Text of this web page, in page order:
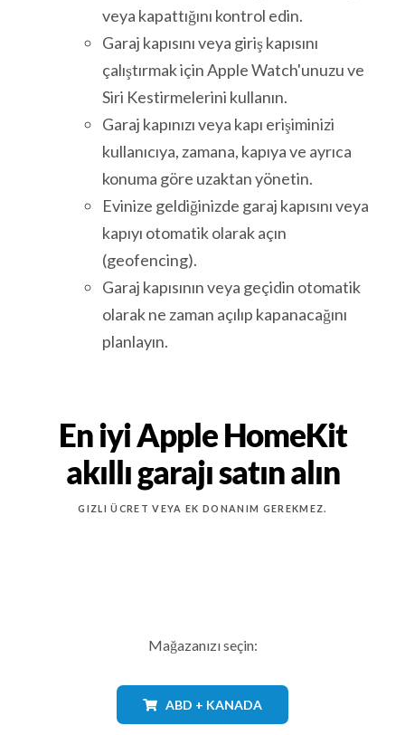
veya kapattığını kontrol edin.
Garaj kapısını veya giriş kapısını
çalıştırmak için Apple Watch'unuzu ve
Siri Kestirmelerini kullanın.
Garaj kapınızı veya kapı erişiminizi
kullanıcıya, zamana, kapıya ve ayrıca
konuma göre uzaktan yönetin.
Evinize geldiğinizde garaj kapısını veya
kapıyı otomatik olarak açın
(geofencing).
Garaj kapısının veya geçidin otomatik
olarak ne zaman açılıp kapanacağını
planlayın.
En iyi Apple HomeKit
akıllı garajı satın alın
GIZLI ÜCRET VEYA EK DONANIM GEREKMEZ.
Mağazanızı seçin:
ABD + KANADA